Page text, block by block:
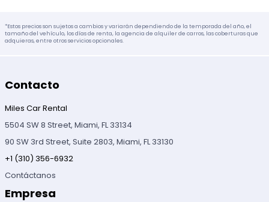
*Estos precios son sujetos a cambios y variarán dependiendo de la temporada del año, el
tamaño del vehículo, los días de renta, la agencia de alquiler de carros, las coberturas que
adquieras, entre otros servicios opcionales.
Contacto
Miles Car Rental
5504 SW 8 Street, Miami, FL 33134
90 SW 3rd Street, Suite 2803, Miami, FL 33130
+1 (310) 356-6932
Contáctanos
Empresa